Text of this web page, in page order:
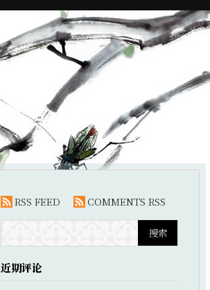
RSS FEED COMMENTS RSS
近期评论